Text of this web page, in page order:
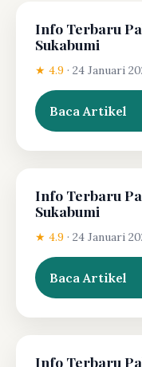
Info Terbaru
Sukabumi
★ 4.9 · 24 Januari
Baca Artikel
Info Terbaru
Sukabumi
★ 4.9 · 24 Januari
Baca Artikel
Info Terbaru